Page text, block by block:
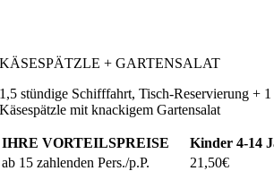
KÄSESPÄTZLE + GARTENSALAT
1,5 stündige Schifffahrt, Tisch-Reservierung + 1
Käsespätzle mit knackigem Gartensalat
IHRE VORTEILSPREISE Kinder4-14
ab 15 zahlenden Pers./p.P.
21,50€